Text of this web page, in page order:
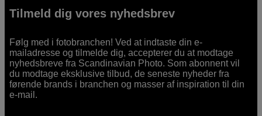
Tilmeld dig vores nyhedsbrev
Følg med i fotobranchen! Ved at indtaste din e-
mailadresse og tilmelde dig, accepterer du at modtage
nyhedsbreve fra Scandinavian Photo. Som abonnent vil
du modtage eksklusive tilbud, de seneste nyheder fra
førende brands i branchen og masser af inspiration til din
e-mail.